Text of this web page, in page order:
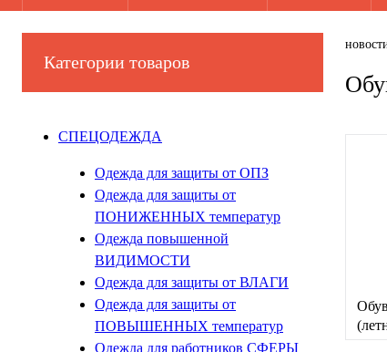
Категории товаров
СПЕЦОДЕЖДА
Одежда для защиты от ОПЗ
Одежда для защиты от
ПОНИЖЕННЫХ температур
Одежда повышенной
ВИДИМОСТИ
Одежда для защиты от ВЛАГИ
Одежда для защиты от
ПОВЫШЕННЫХ температур
Одежда для работников СФЕРЫ